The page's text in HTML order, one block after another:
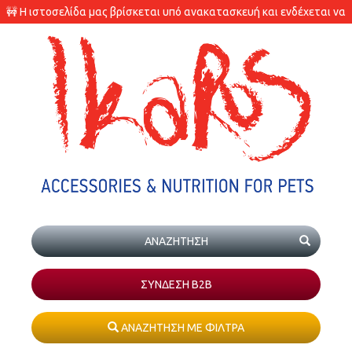
🚧 Η ιστοσελίδα μας βρίσκεται υπό ανακατασκευή και ενδέχεται να
υπάρχουν διαφορές στις διαθεσιμότητες των προϊόντων.
ΣΥΝΔΕΣΗ Β2Β
ΑΝΑΖΗΤΗΣΗ ΜΕ ΦΙΛΤΡΑ